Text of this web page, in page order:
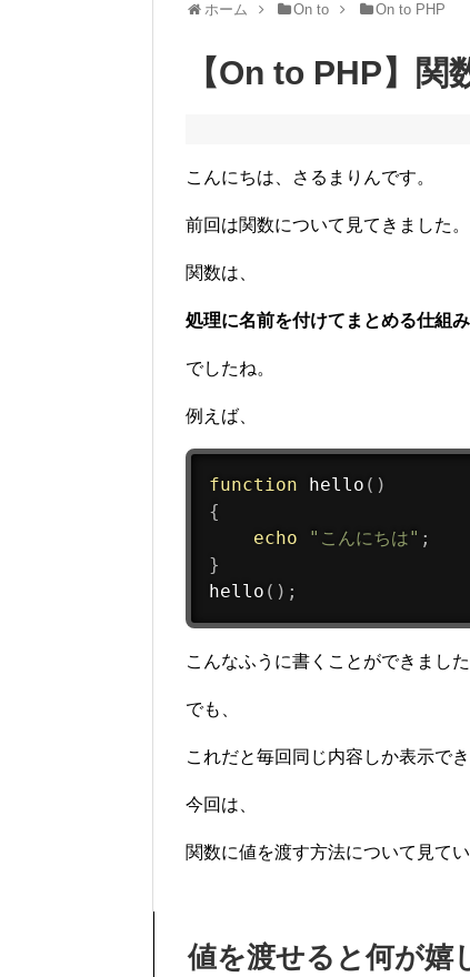
ホーム On to On to PHP
【On to PHP】関
こんにちは、さるまりんです。
前回は関数について見てきました。
関数は、
処理に名前を付けてまとめる仕組み
でしたね。
例えば、
function hello ( )
{
echo
"こんにちは" ;
}
hello ( ) ;
こんなふうに書くことができました
でも、
これだと毎回同じ内容しか表示でき
今回は、
関数に値を渡す方法について見てい
値を渡せると何が嬉